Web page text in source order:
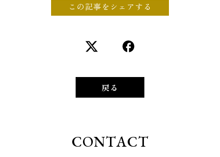
この記事をシェアする
戻る
CONTACT